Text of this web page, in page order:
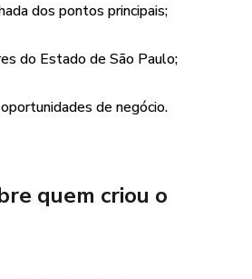
dos pontos principais;
do Estado de São Paulo;
de negócio.
quem criou o